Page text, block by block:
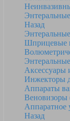
Назад
Шприцевые
Аксессуары
Инжекторы
Аппараты
Веновизоры
Аппаратное
Назад